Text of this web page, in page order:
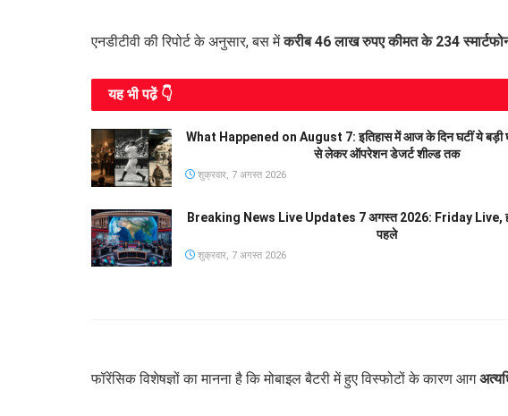
एनडीटीवी की रिपोर्ट के अनुसार, बस मेंकरीब 46 लाख रुपए कीमत के 234
यह भी पढे़ं 👇
What Happened on August 7: इतिहास में आज के दिन घटीं ये बड़ी
से लेकर ऑपरेशन डेजर्ट शील्ड तक
शुक्रवार, 7 अगस्त 2026
Breaking News Live Updates 7 अगस्त 2026: Friday Live,
पहले
शुक्रवार, 7 अगस्त 2026
फॉरेंसिक विशेषज्ञों का मानना है कि मोबाइल बैटरी में हुए विस्फोटों के कारण आग